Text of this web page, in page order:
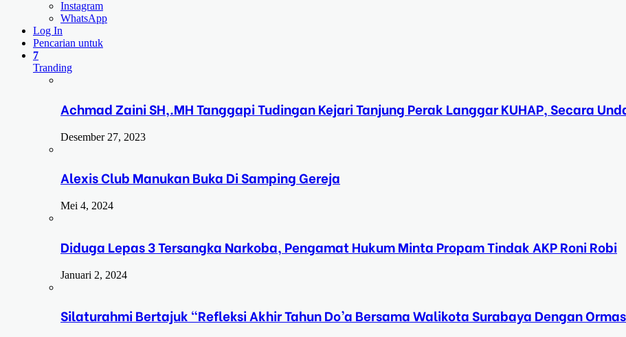
Instagram
WhatsApp
Log In
Pencarian untuk
7
Tranding
Achmad Zaini SH,.MH Tanggapi Tudingan Kejari Tanjung Perak Langgar KUHAP, Secara
Desember 27, 2023
Alexis Club Manukan Buka Di Samping Gereja
Mei 4, 2024
Diduga Lepas 3 Tersangka Narkoba, Pengamat Hukum Minta Propam Tindak AKP Roni Robi
Januari 2, 2024
Silaturahmi Bertajuk “Refleksi Akhir Tahun Do’a Bersama Walikota Surabaya Dengan